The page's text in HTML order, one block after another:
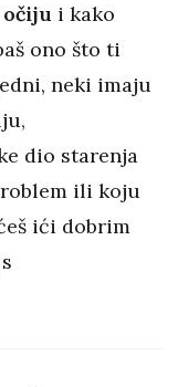
i kako
ono što ti
neki imaju
dio starenja
ili koju
ići dobrim